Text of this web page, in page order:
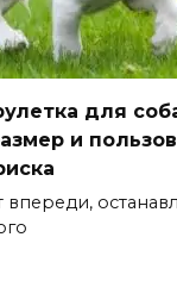
для
и
впереди,